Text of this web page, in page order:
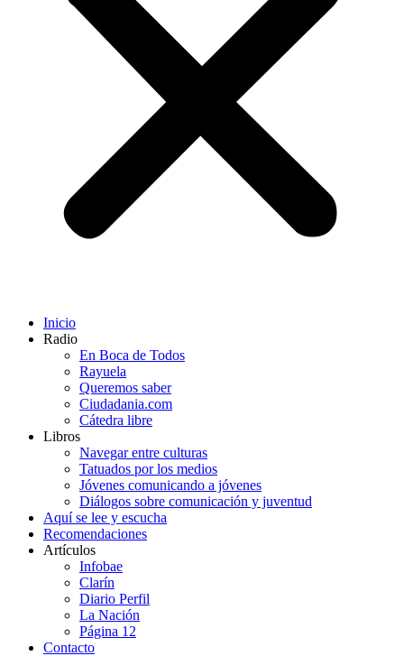
Inicio
Radio
En Boca de Todos
Rayuela
Queremos saber
Ciudadania.com
Cátedra libre
Libros
Navegar entre culturas
Tatuados por los medios
Jóvenes comunicando a jóvenes
Diálogos sobre comunicación y juventud
Aquí se lee y escucha
Recomendaciones
Artículos
Infobae
Clarín
Diario Perfil
La Nación
Página 12
Contacto